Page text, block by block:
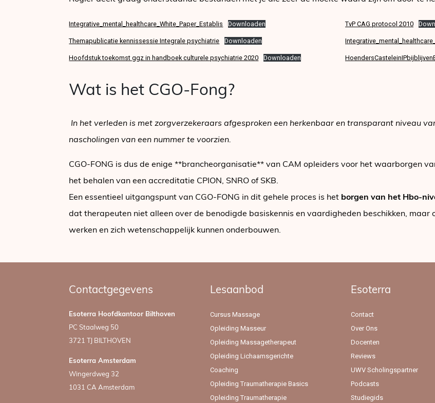
Integrative_mental_healthcare_White_Paper_Establis Downloaden TvP CAG protocol 2010
Themapublicatie kennissessie Integrale psychiatrie Downloaden
Hoofdstuk toekomst ggz in handboek culturele psychiatrie 2020 Downloaden
Wat is het CGO-Fong?
In het verleden is met zorgverzekeraars afgesproken een herkenbaar en transparant niveau
nascholingen van een nummer te voorzien.
CGO-FONG is dus de enige **brancheorganisatie** van CAM opleiders voor het waarborgen
het behalen van een accreditatie CPION, SNRO of SKB.
Een essentieel uitgangspunt van CGO-FONG in dit gehele proces is het borgen van het Hbo-
dat therapeuten niet alleen over de benodigde basiskennis en vaardigheden beschikken, maar
werken en zich wetenschappelijk kunnen onderbouwen.
Contactgegevens
Esoterra Hoofdkantoor Bilthoven
PC Staalweg 50
3721 TJ BILTHOVEN
Esoterra Amsterdam
Wingerdweg 32
1031 CA Amsterdam
Lesaanbod
Cursus Massage
Opleiding Masseur
Opleiding Massagetherapeut
Opleiding Lichaamsgerichte
Coaching
Opleiding Traumatherapie Basics
Opleiding Traumatherapie
Esoterra
Contact
Over Ons
Docenten
Reviews
UWV Scholingspartner
Podcasts
Studiegids